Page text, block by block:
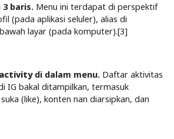
3 baris. Menu ini terdapat di perspektif
(pada aplikasi seluler), alias di
layar (pada komputer).[3]
di dalam menu. Daftar aktivitas
IG bakal ditampilkan, termasuk
(like), konten nan diarsipkan, dan